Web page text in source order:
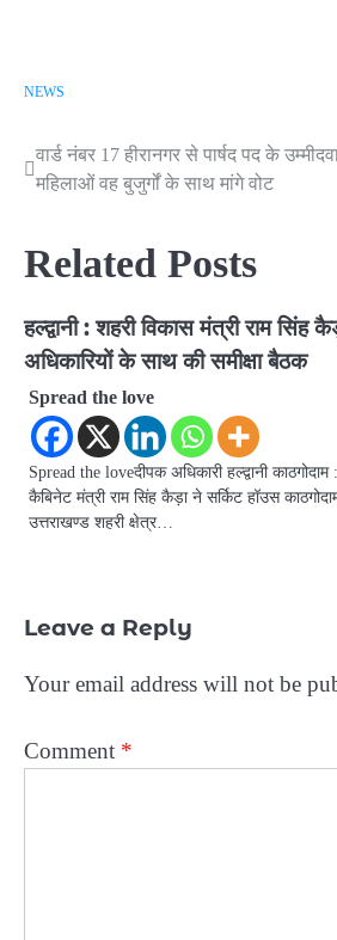
NEWS
Post
navigation
वार्ड नंबर 17 हीरानगर से पार्षद पद के
महिलाओं वह बुजुर्गों के साथ मांगे वोट
Related Posts
हल्द्वानी : शहरी विकास मंत्री राम सिंह
अधिकारियों के साथ की समीक्षा बैठक
Spread the love
Spread the loveदीपक अधिकारी हल्द्वानी काठगोदाम :
कैबिनेट मंत्री राम सिंह कैड़ा ने सर्किट हॉउस
उत्तराखण्ड शहरी क्षेत्र…
Leave a Reply
Your email address will not be
Comment *